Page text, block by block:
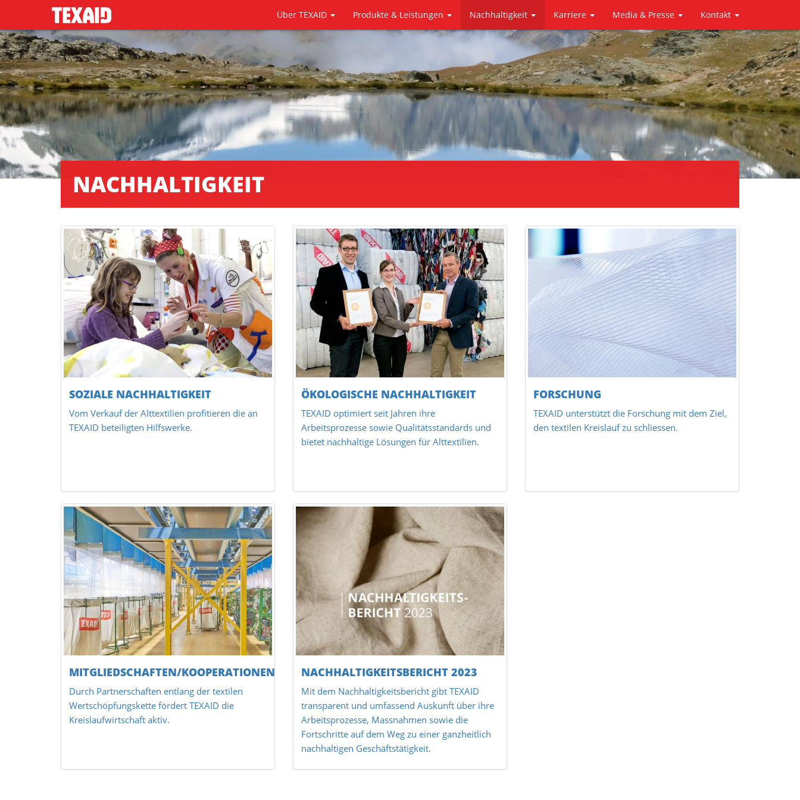
Über TEXAID Produkte & Leistungen Nachhaltigkeit Karriere Media & Presse Kontakt
NACHHALTIGKEIT
SOZIALE NACHHALTIGKEIT
Vom Verkauf der Alttextilien profitieren die an
TEXAID beteiligten Hilfswerke.
ÖKOLOGISCHE NACHHALTIGKEIT
TEXAID optimiert seit Jahren ihre
Arbeitsprozesse sowie Qualitätsstandards und
bietet nachhaltige Lösungen für Alttextilien.
FORSCHUNG
TEXAID unterstützt die Forschung mit dem Ziel,
den textilen Kreislauf zu schliessen.
MITGLIEDSCHAFTEN/KOOPERATIONEN
Durch Partnerschaften entlang der textilen
Wertschöpfungskette fördert TEXAID die
Kreislaufwirtschaft aktiv.
NACHHALTIGKEITSBERICHT 2023
Mit dem Nachhaltigkeitsbericht gibt TEXAID
transparent und umfassend Auskunft über ihre
Arbeitsprozesse, Massnahmen sowie die
Fortschritte auf dem Weg zu einer ganzheitlich
nachhaltigen Geschäftstätigkeit.